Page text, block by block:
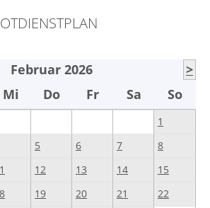
Februar 2026
>
Mi Do Fr Sa So
1
5 6 7
8
12 13 14
15
19 20 21
22